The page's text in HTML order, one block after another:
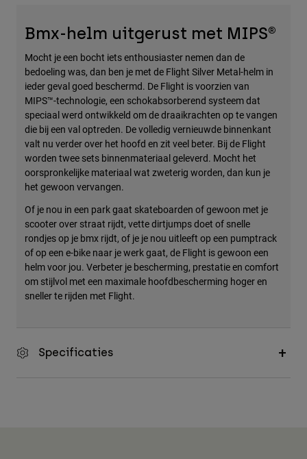
All Accessories
Bags & Backpacks
Hats & Caps
Alles bekijken
Bmx-helm uitgerust met MIPS®
Mocht je een bocht iets enthousiaster nemen dan de
bedoeling was, dan ben je met de Flight Silver Metal-helm in
ieder geval goed beschermd. De Flight is voorzien van
MIPS™-technologie, een schokabsorberend systeem dat
speciaal werd ontwikkeld om de draaikrachten op te vangen
die bij een val optreden. De volledig vernieuwde binnenkant
valt nu verder over het hoofd en zit veel beter. Bij de Flight
worden twee sets binnenmateriaal geleverd. Mocht het
oorspronkelijke materiaal wat zweterig worden, dan kun je
het gewoon vervangen.
Of je nou in een park gaat skateboarden of gewoon met je
scooter over straat rijdt, vette dirtjumps doet of snelle
rondjes op je bmx rijdt, of je je nou uitleeft op een pumptrack
of op een e-bike naar je werk gaat, de Flight is gewoon een
helm voor jou. Verbeter je bescherming, prestatie en comfort
om stijlvol met een maximale hoofdbescherming hoger en
sneller te rijden met Flight.
Specificaties